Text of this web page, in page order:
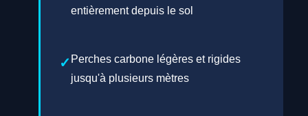
entièrement depuis le sol
Perches carbone légères et rigides
jusqu'à plusieurs mètres